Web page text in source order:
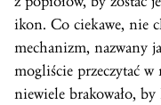
ikon. Co ciekawe, nie
mechanizm, nazwany
mogliście przeczytać w
niewiele brakowało,